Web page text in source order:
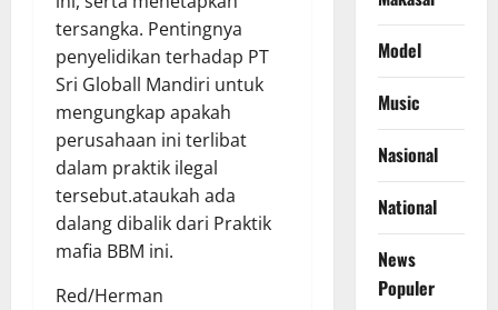
tersangka. Pentingnya
penyelidikan terhadap PT
Sri Globall Mandiri untuk
mengungkap apakah
perusahaan ini terlibat
dalam praktik ilegal
tersebut.ataukah ada
dalang dibalik dari Praktik
mafia BBM ini.
Red/Herman
Model
Music
Nasional
National
News
Populer